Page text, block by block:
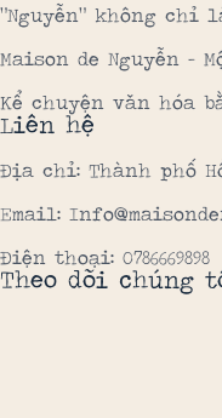
“Nguyễn” không
Maison de Nguyễn –
Kể chuyện văn hóa
Liên hệ
Địa chỉ: Thành phố
Email:
Điện thoại: 0786669898
Theo dõi chúng